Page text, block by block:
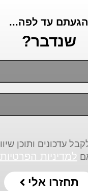
הגעתם עד לפה...
שנדבר?
למדיניות הפרטיות
תחזרו אלי